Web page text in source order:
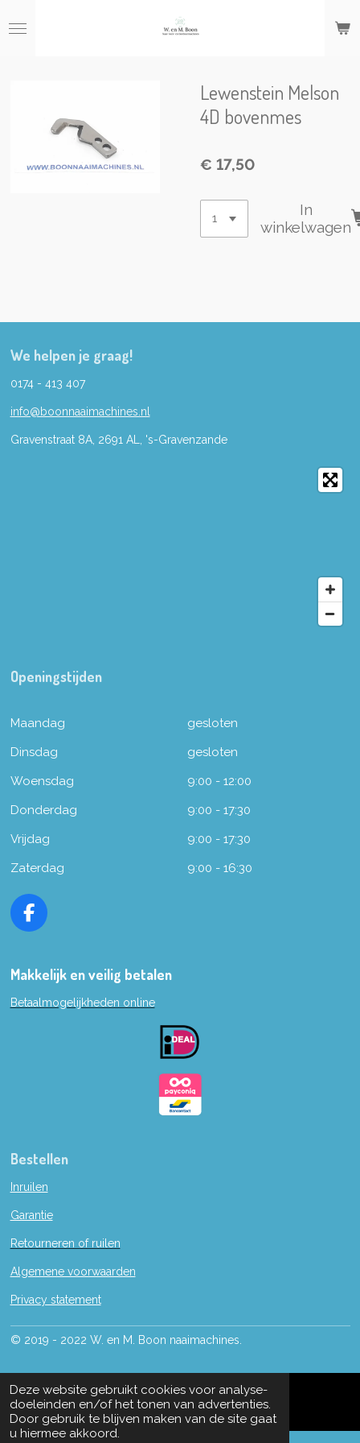
Deze website gebruikt cookies voor analyse-
doeleinden en/of het tonen van advertenties.
Door gebruik te blijven maken van de site gaat
u hiermee akkoord.
direct
Lewenstein Melson
4D bovenmes
€ 17,50
In
winkelwagen
We helpen je graag!
0174 - 413 407
info@boonnaaimachines.nl
Gravenstraat 8A, 2691 AL, 's-Gravenzande
Openingstijden
Maandag
gesloten
Dinsdag
gesloten
Woensdag
9:00 - 12:00
Donderdag
9:00 - 17:30
Vrijdag
9:00 - 17:30
Zaterdag
9:00 - 16:30
F
e
o
Makkelijk en veilig betalen
Betaalmogelijkheden online
Bestellen
Inruilen
Garantie
Retourneren of ruilen
Algemene voorwaarden
Privacy statement
© 2019 - 2022 W. en M. Boon naaimachines.